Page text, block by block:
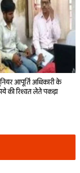
आपूर्ति अधिकारी के
की रिश्वत लेते पकड़ा